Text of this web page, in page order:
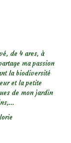
de 4 ares, à
ma passion
la biodiversité
et la petite
de mon jardin